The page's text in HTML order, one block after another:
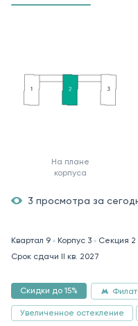
На плане
корпуса
3 просмотра за
Квартал 9 Корпус 3 Секция 2
Срок сдачи II кв. 2027
Скидки до 15%
Увеличенное остекление